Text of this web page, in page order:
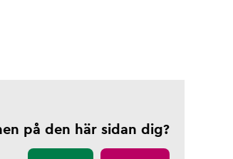
på den här sidan dig?